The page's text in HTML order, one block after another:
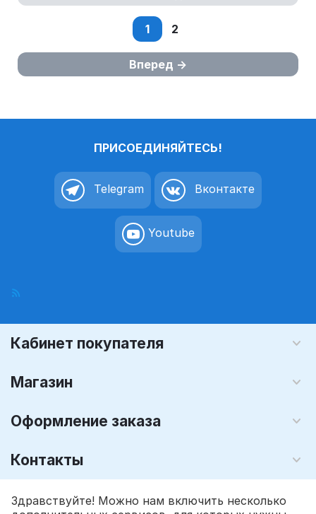
1 2
Вперед
ПРИСОЕДИНЯЙТЕСЬ!
Telegram Вконтакте
Youtube
Кабинет покупателя
Магазин
Оформление заказа
Контакты
© 2008 - 2026 Графика-М (розничный интернет магазин). На
базеCS-Cart - Платформа для интернет-магазинов
Здравствуйте! Можно нам включить несколько